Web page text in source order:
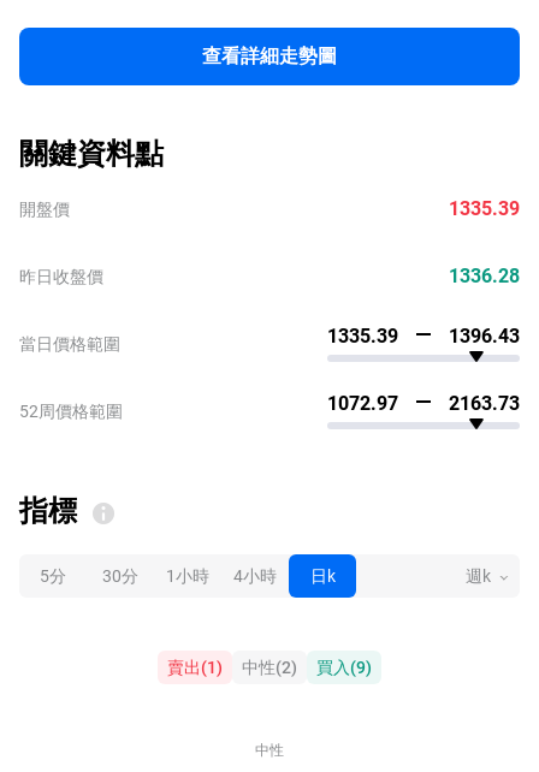
查看詳細走勢圖
關鍵資料點
開盤價
昨日收盤價
當日價格範圍
52周價格範圍
1335.39
1336.28
1335.39 1396.43
1072.97 2163.73
指標
5分 30分 1小時 4小時 日k 週k
賣出(1) 中性(2) 買入(9)
中性